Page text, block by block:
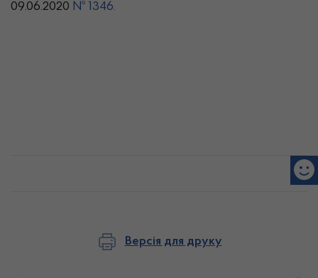
09.06.2020 № 1346.
Версія для друку